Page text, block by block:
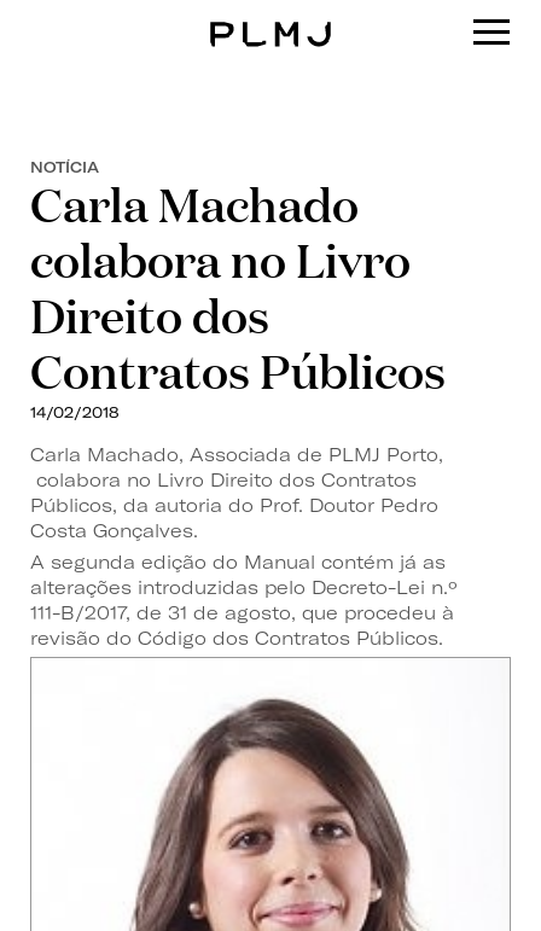
NOTÍCIA
Carla Machado
colabora no Livro
Direito dos
Contratos Públicos
14/02/2018
Carla Machado, Associada de PLMJ Porto,
colabora no Livro Direito dos Contratos
Públicos, da autoria do Prof. Doutor Pedro
Costa Gonçalves.
A segunda edição do Manual contém já as
alterações introduzidas pelo Decreto-Lei n.º
111-B/2017, de 31 de agosto, que procedeu à
revisão do Código dos Contratos Públicos.